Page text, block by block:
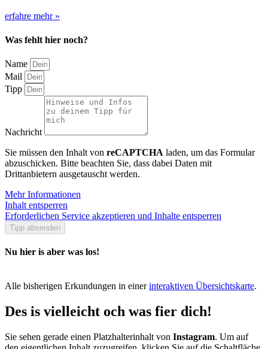
erfahre mehr »
Was fehlt hier noch?
Name
Mail
Tipp
Nachricht
Sie müssen den Inhalt von reCAPTCHA laden, um das Formular
abzuschicken. Bitte beachten Sie, dass dabei Daten mit
Drittanbietern ausgetauscht werden.
Mehr Informationen
Inhalt entsperren
Erforderlichen Service akzeptieren und Inhalte entsperren
Tipp absenden
Nu hier is aber was los!
Alle bisherigen Erkundungen in einerinteraktiven Übersichtskarte.
Des is vielleicht och was fier dich!
Sie sehen gerade einen Platzhalterinhalt von Instagram. Um auf